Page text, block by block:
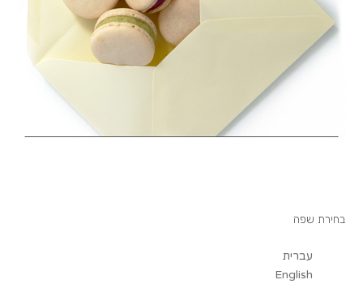
בחירת שפה
עברית
English